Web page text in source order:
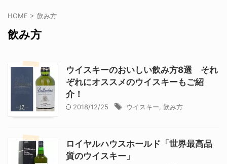
HOME > 飲み方
飲み方
ウイスキーのおいしい飲み方8選 それ
ぞれにオススメのウイスキーもご紹
介！
2018/12/25 ウイスキー 飲み方
ロイヤルハウスホールド「世界最高品
質のウイスキー」